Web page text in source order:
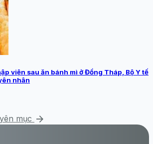
viện sau ăn bánh mì ở Đồng Tháp, Bộ Y tế
nhân
mục arrow_forward